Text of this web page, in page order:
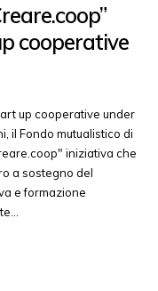
cooperative
up cooperative under
il Fondo mutualistico di
iniziativa che
a sostegno del
e formazione